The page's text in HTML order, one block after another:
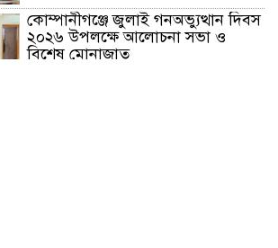
কোম্পানীগঞ্জে জুলাই গনঅভ্যুত্থান দিবস
২০২৬ উপলক্ষে আলোচনা সভা ও
বিশেষ মোনাজাত